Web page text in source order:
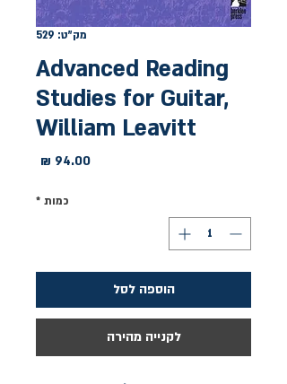
מק"ט: 529
Advanced Reading
Studies for Guitar,
William Leavitt
כמות *
הוספה לסל
לקנייה מהירה